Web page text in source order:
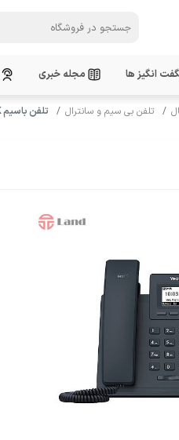
انگیز ها مجله خبری
تلفن بی سیم و سانترال تلفن باسیم YEALINK مدل SIP-T31P